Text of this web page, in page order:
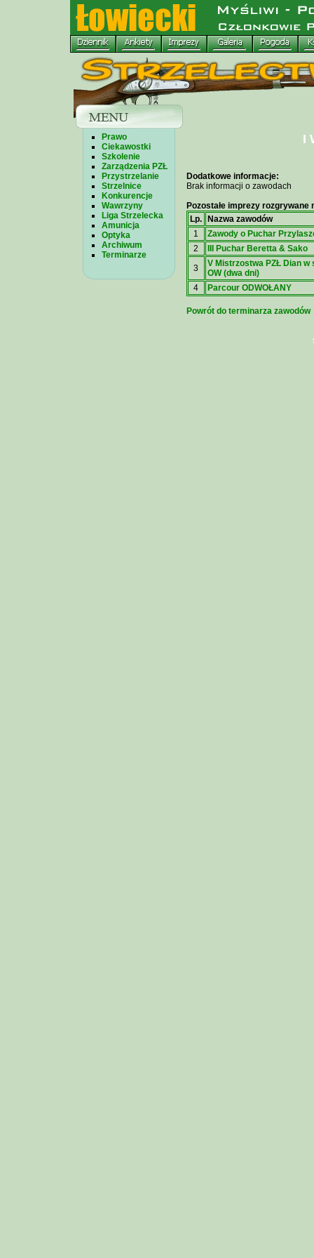
Prawo
Ciekawostki
Szkolenie
Zarządzenia PZŁ
Przystrzelanie
Strzelnice
Konkurencje
Wawrzyny
Liga Strzelecka
Amunicja
Optyka
Archiwum
Terminarze
I
Dodatkowe informacje:
Brak informacji o zawodach
Pozostałe imprezy rozgrywane
Lp.
Nazwa zawodów
1
Zawody o Puchar
2
III Puchar Beretta & Sako
3
V Mistrzostwa PZŁ Dian
OW (dwa dni)
4
Parcour ODWOŁANY
Powrót do terminarza zawodów